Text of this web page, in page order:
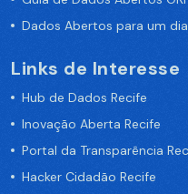
Dados Abertos para um
Links de Interesse
Hub de Dados Recife
Inovação Aberta Recife
Portal da Transparência
Hacker Cidadão Recife